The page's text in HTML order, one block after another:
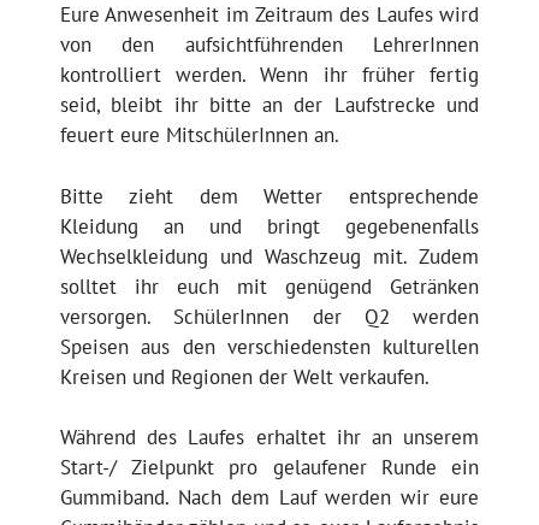
Eure Anwesenheit im Zeitraum des Laufes wird
von den aufsichtführenden LehrerInnen
kontrolliert werden. Wenn ihr früher fertig
seid, bleibt ihr bitte an der Laufstrecke und
feuert eure MitschülerInnen an.
Bitte zieht dem Wetter entsprechende
Kleidung an und bringt gegebenenfalls
Wechselkleidung und Waschzeug mit. Zudem
solltet ihr euch mit genügend Getränken
versorgen. SchülerInnen der Q2 werden
Speisen aus den verschiedensten kulturellen
Kreisen und Regionen der Welt verkaufen.
Während des Laufes erhaltet ihr an unserem
Start-/ Zielpunkt pro gelaufener Runde ein
Gummiband. Nach dem Lauf werden wir eure